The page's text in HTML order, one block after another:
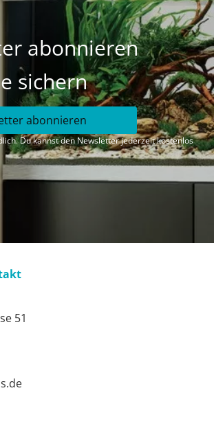
abonnieren
sichern
abonnieren
Du kannst den Newsletter jederzeit kostenlos
51